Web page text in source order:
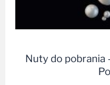
Nuty do pobrania